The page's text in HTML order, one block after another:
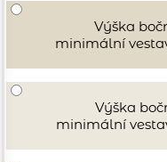
Výška
minimální
Výška
minimální